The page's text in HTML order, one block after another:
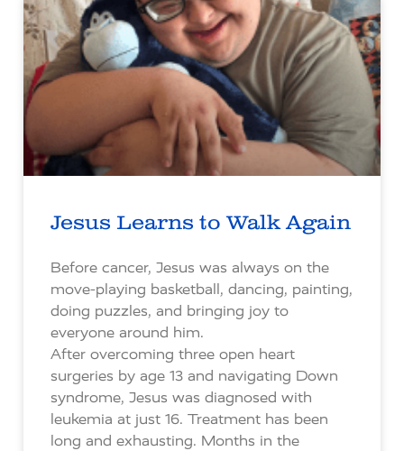
Jesus Learns to Walk Again
Before cancer, Jesus was always on the
move-playing basketball, dancing, painting,
doing puzzles, and bringing joy to
everyone around him.
After overcoming three open heart
surgeries by age 13 and navigating Down
syndrome, Jesus was diagnosed with
leukemia at just 16. Treatment has been
long and exhausting. Months in the